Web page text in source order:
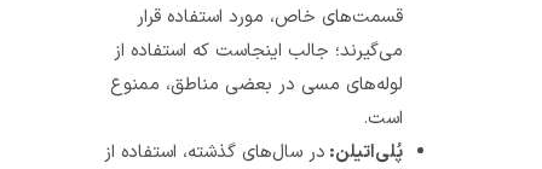
قسمت‌های خاص، مورد استفاده قرار
می‌گیرند؛ جالب اینجاست که استفاده از
لوله‌های مسی در بعضی مناطق، ممنوع
پُلی‌اتیلن: در سال‌های گذشته، استفاده از